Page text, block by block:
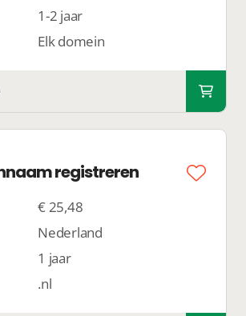
1-2 jaar
Elk domein
registreren
€ 25,48
Nederland
1 jaar
.nl